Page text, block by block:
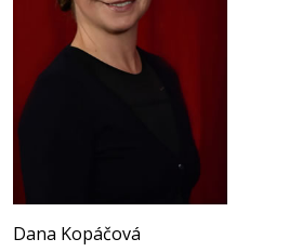
Dana Kopáčová